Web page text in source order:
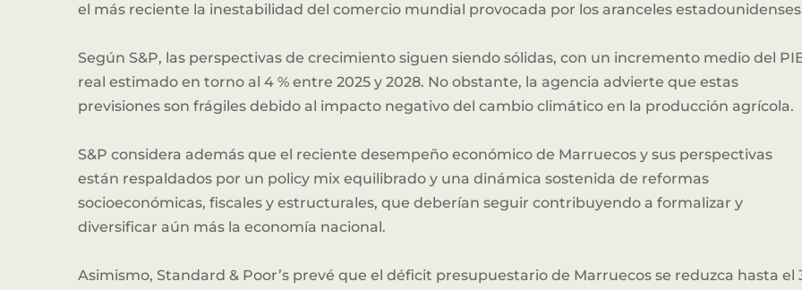
el más reciente la inestabilidad del comercio mundial provocada por los aranceles
Según S&P, las perspectivas de crecimiento siguen siendo sólidas, con un incremento medio del
real estimado en torno al 4 % entre 2025 y 2028. No obstante, la agencia advierte que estas
previsiones son frágiles debido al impacto negativo del cambio climático en la producción agrícola.
S&P considera además que el reciente desempeño económico de Marruecos y sus perspectivas
están respaldados por un policy mix equilibrado y una dinámica sostenida de reformas
socioeconómicas, fiscales y estructurales, que deberían seguir contribuyendo a formalizar y
diversificar aún más la economía nacional.
Asimismo, Standard & Poor’s prevé que el déficit presupuestario de Marruecos se reduzca hasta el
EXCLUSIVE SPONSOR NETWORK
Nuestros Patrocinadores